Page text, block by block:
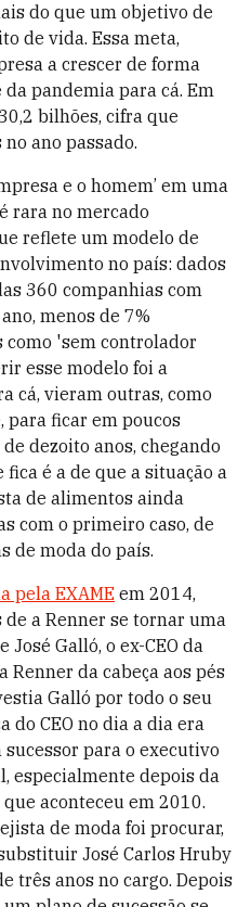
do que um objetivo de
de vida. Essa meta,
a crescer de forma
pandemia para cá. Em
bilhões, cifra que
ano passado.
e o homem’ em uma
rara no mercado
reflete um modelo de
no país: dados
360 companhias com
menos de 7%
como 'sem controlador
esse modelo foi a
cá, vieram outras, como
para ficar em poucos
dezoito anos, chegando
fica é a de que a situação a
de alimentos ainda
com o primeiro caso, de
de moda do país.
pela EXAME em 2014,
a Renner se tornar uma
Galló, o ex-CEO da
Renner da cabeça aos pés
Galló por todo o seu
do CEO no dia a dia era
para o executivo
especialmente depois da
aconteceu em 2010.
de moda foi procurar,
José Carlos Hruby
três anos no cargo. Depois